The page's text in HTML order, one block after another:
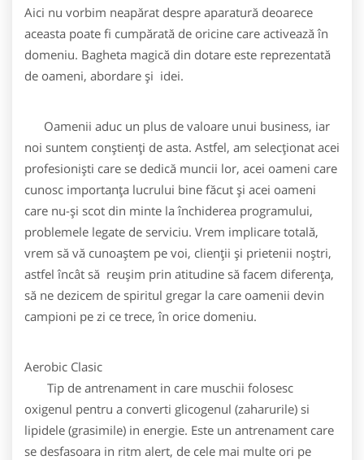
Aici nu vorbim neapărat despre aparatură deoarece
aceasta poate fi cumpărată de oricine care activează în
domeniu. Bagheta magică din dotare este reprezentată
de oameni, abordare şi idei.
Oamenii aduc un plus de valoare unui business, iar
noi suntem conştienţi de asta. Astfel, am selecţionat acei
profesionişti care se dedică muncii lor, acei oameni care
cunosc importanţa lucrului bine făcut şi acei oameni
care nu-şi scot din minte la închiderea programului,
problemele legate de serviciu. Vrem implicare totală,
vrem să vă cunoaştem pe voi, clienții şi prietenii noştri,
astfel încât să reuşim prin atitudine să facem diferenţa,
să ne dezicem de spiritul gregar la care oamenii devin
campioni pe zi ce trece, în orice domeniu.
Aerobic Clasic
Tip de antrenament in care muschii folosesc
oxigenul pentru a converti glicogenul (zaharurile) si
lipidele (grasimile) in energie. Este un antrenament care
se desfasoara in ritm alert, de cele mai multe ori pe